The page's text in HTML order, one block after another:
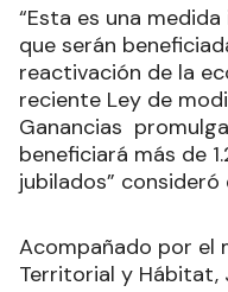
“Esta es una
que serán
reactivación de la
reciente Ley de
Ganancias
beneficiará más de
jubilados”
Acompañado por el
Territorial y Hábitat,